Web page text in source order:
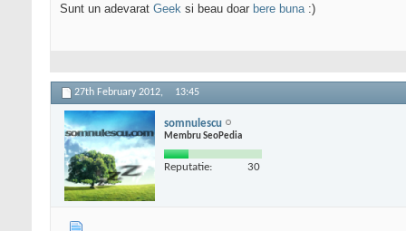
Sunt un adevarat Geek si beau doar bere buna:)
27th February 2012, 13:45
somnulescu
Membru SeoPedia
Reputatie: 30